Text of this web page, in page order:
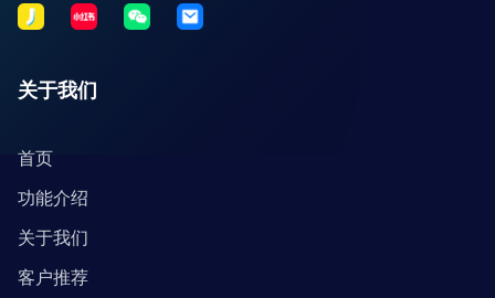
关于我们
首页
功能介绍
关于我们
客户推荐